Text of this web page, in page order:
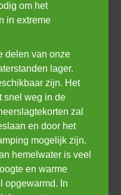
om het
in extreme
delen van onze
lager.
zijn. Het
snel weg in de
zal
en door het
mogelijk zijn.
hemelwater is veel
en warme
opgewarmd. In